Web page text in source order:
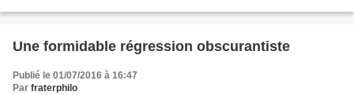
Une formidable régression obscurantiste
Publié le 01/07/2016 à 16:47
Par fraterphilo